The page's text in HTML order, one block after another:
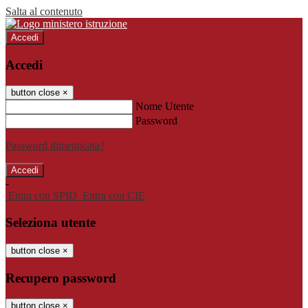
Salta al contenuto
Accedi
Accedi
button close ×
Nome Utente
Password
Password dimenticata?
-
Entra con SPID Entra con CIE
Seleziona utente
button close ×
Recupero password
button close ×